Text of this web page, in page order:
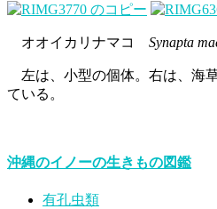
オオイカリナマコ Synapta
左は、小型の個体。右は、海
ている。
沖縄のイノーの生きもの図鑑
有孔虫類